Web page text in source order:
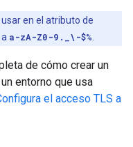
en el atributo de
a-zA-Z0-9._\-$%
de cómo crear un
entorno que usa
el acceso TLS a